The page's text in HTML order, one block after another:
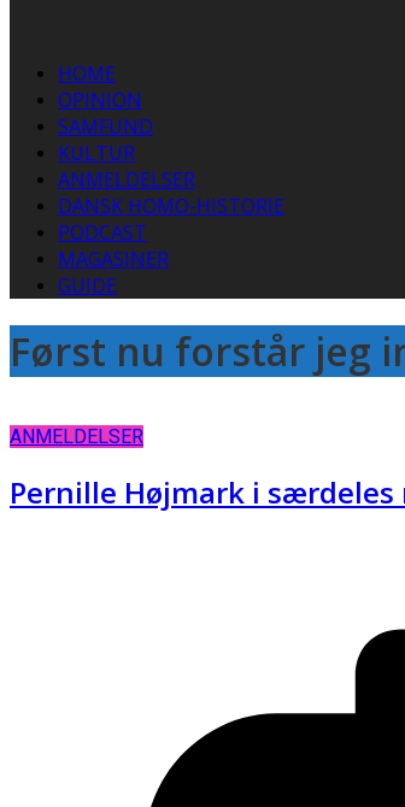
HOME
OPINION
SAMFUND
KULTUR
ANMELDELSER
DANSK HOMO-HISTORIE
PODCAST
MAGASINER
GUIDE
Først nu forstår jeg
ANMELDELSER
Pernille Højmark i